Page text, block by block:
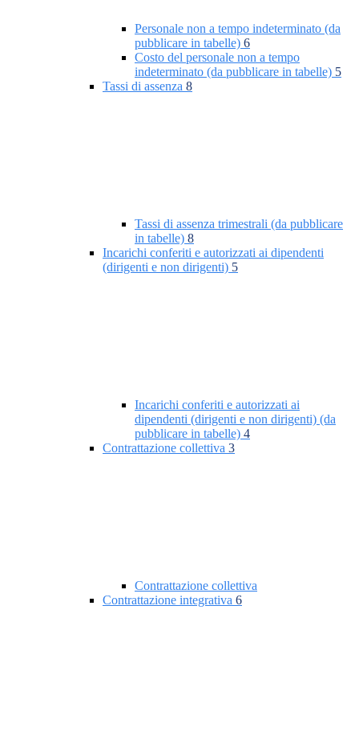
Personale non a tempo indeterminato (da
pubblicare in tabelle) 6
Costo del personale non a tempo
indeterminato (da pubblicare in tabelle) 5
Tassi di assenza 8
Tassi di assenza trimestrali (da pubblicare
in tabelle) 8
Incarichi conferiti e autorizzati ai dipendenti
(dirigenti e non dirigenti) 5
Incarichi conferiti e autorizzati ai
dipendenti (dirigenti e non dirigenti) (da
pubblicare in tabelle) 4
Contrattazione collettiva 3
Contrattazione collettiva
Contrattazione integrativa 6